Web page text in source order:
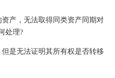
产，无法取得同类资产同期对
处理?
是无法证明其所有权是否转移